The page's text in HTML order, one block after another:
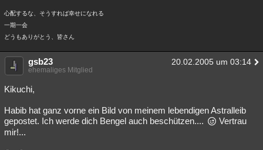
心配するな、そうすれば幸せになれる
一期一会
どうもありがとう、皆さん
gsb23 20.02.2005 um 03:14
ehemaliges Mitglied
Kikuchi,
Habib hat ganz vorne ein Bild von meinem lebendigen Astralleib
gepostet. Ich werde dich Bengel auch beschützen....
Vertrau
mir!...